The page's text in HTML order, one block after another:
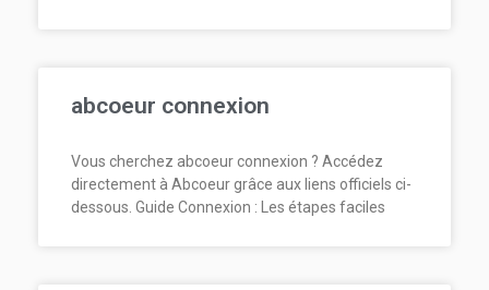
abcoeur connexion
Vous cherchez abcoeur connexion ? Accédez
directement à Abcoeur grâce aux liens officiels ci-
dessous. Guide Connexion : Les étapes faciles